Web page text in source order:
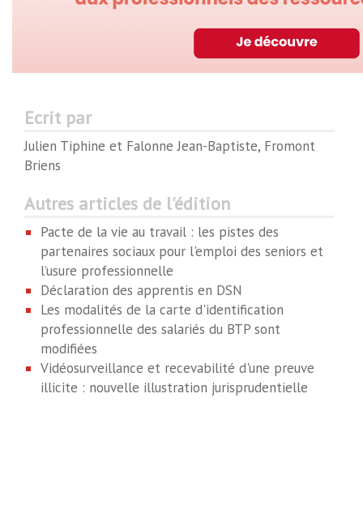
Ecrit par
Julien Tiphine et Falonne Jean-Baptiste, Fromont
Briens
Autres articles de l'édition
Pacte de la vie au travail : les pistes des
partenaires sociaux pour l'emploi des seniors et
l’usure professionnelle
Déclaration des apprentis en DSN
Les modalités de la carte d'identification
professionnelle des salariés du BTP sont
modifiées
Vidéosurveillance et recevabilité d'une preuve
illicite : nouvelle illustration jurisprudentielle